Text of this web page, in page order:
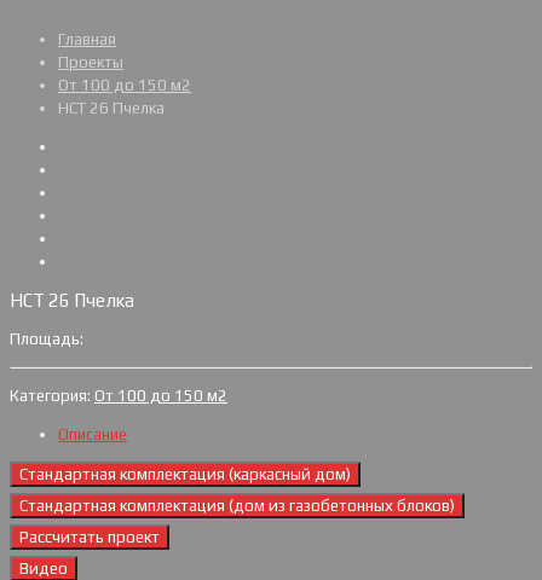
Главная
Проекты
От 100 до 150 м2
НСТ 26 Пчелка
НСТ 26 Пчелка
Площадь:
Категория: От 100 до 150 м2
Описание
Стандартная комплектация (каркасный дом)
Стандартная комплектация (дом из газобетонных блоков)
Рассчитать проект
Видео